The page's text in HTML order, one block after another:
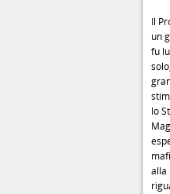
Il
un
fu
lo
alla